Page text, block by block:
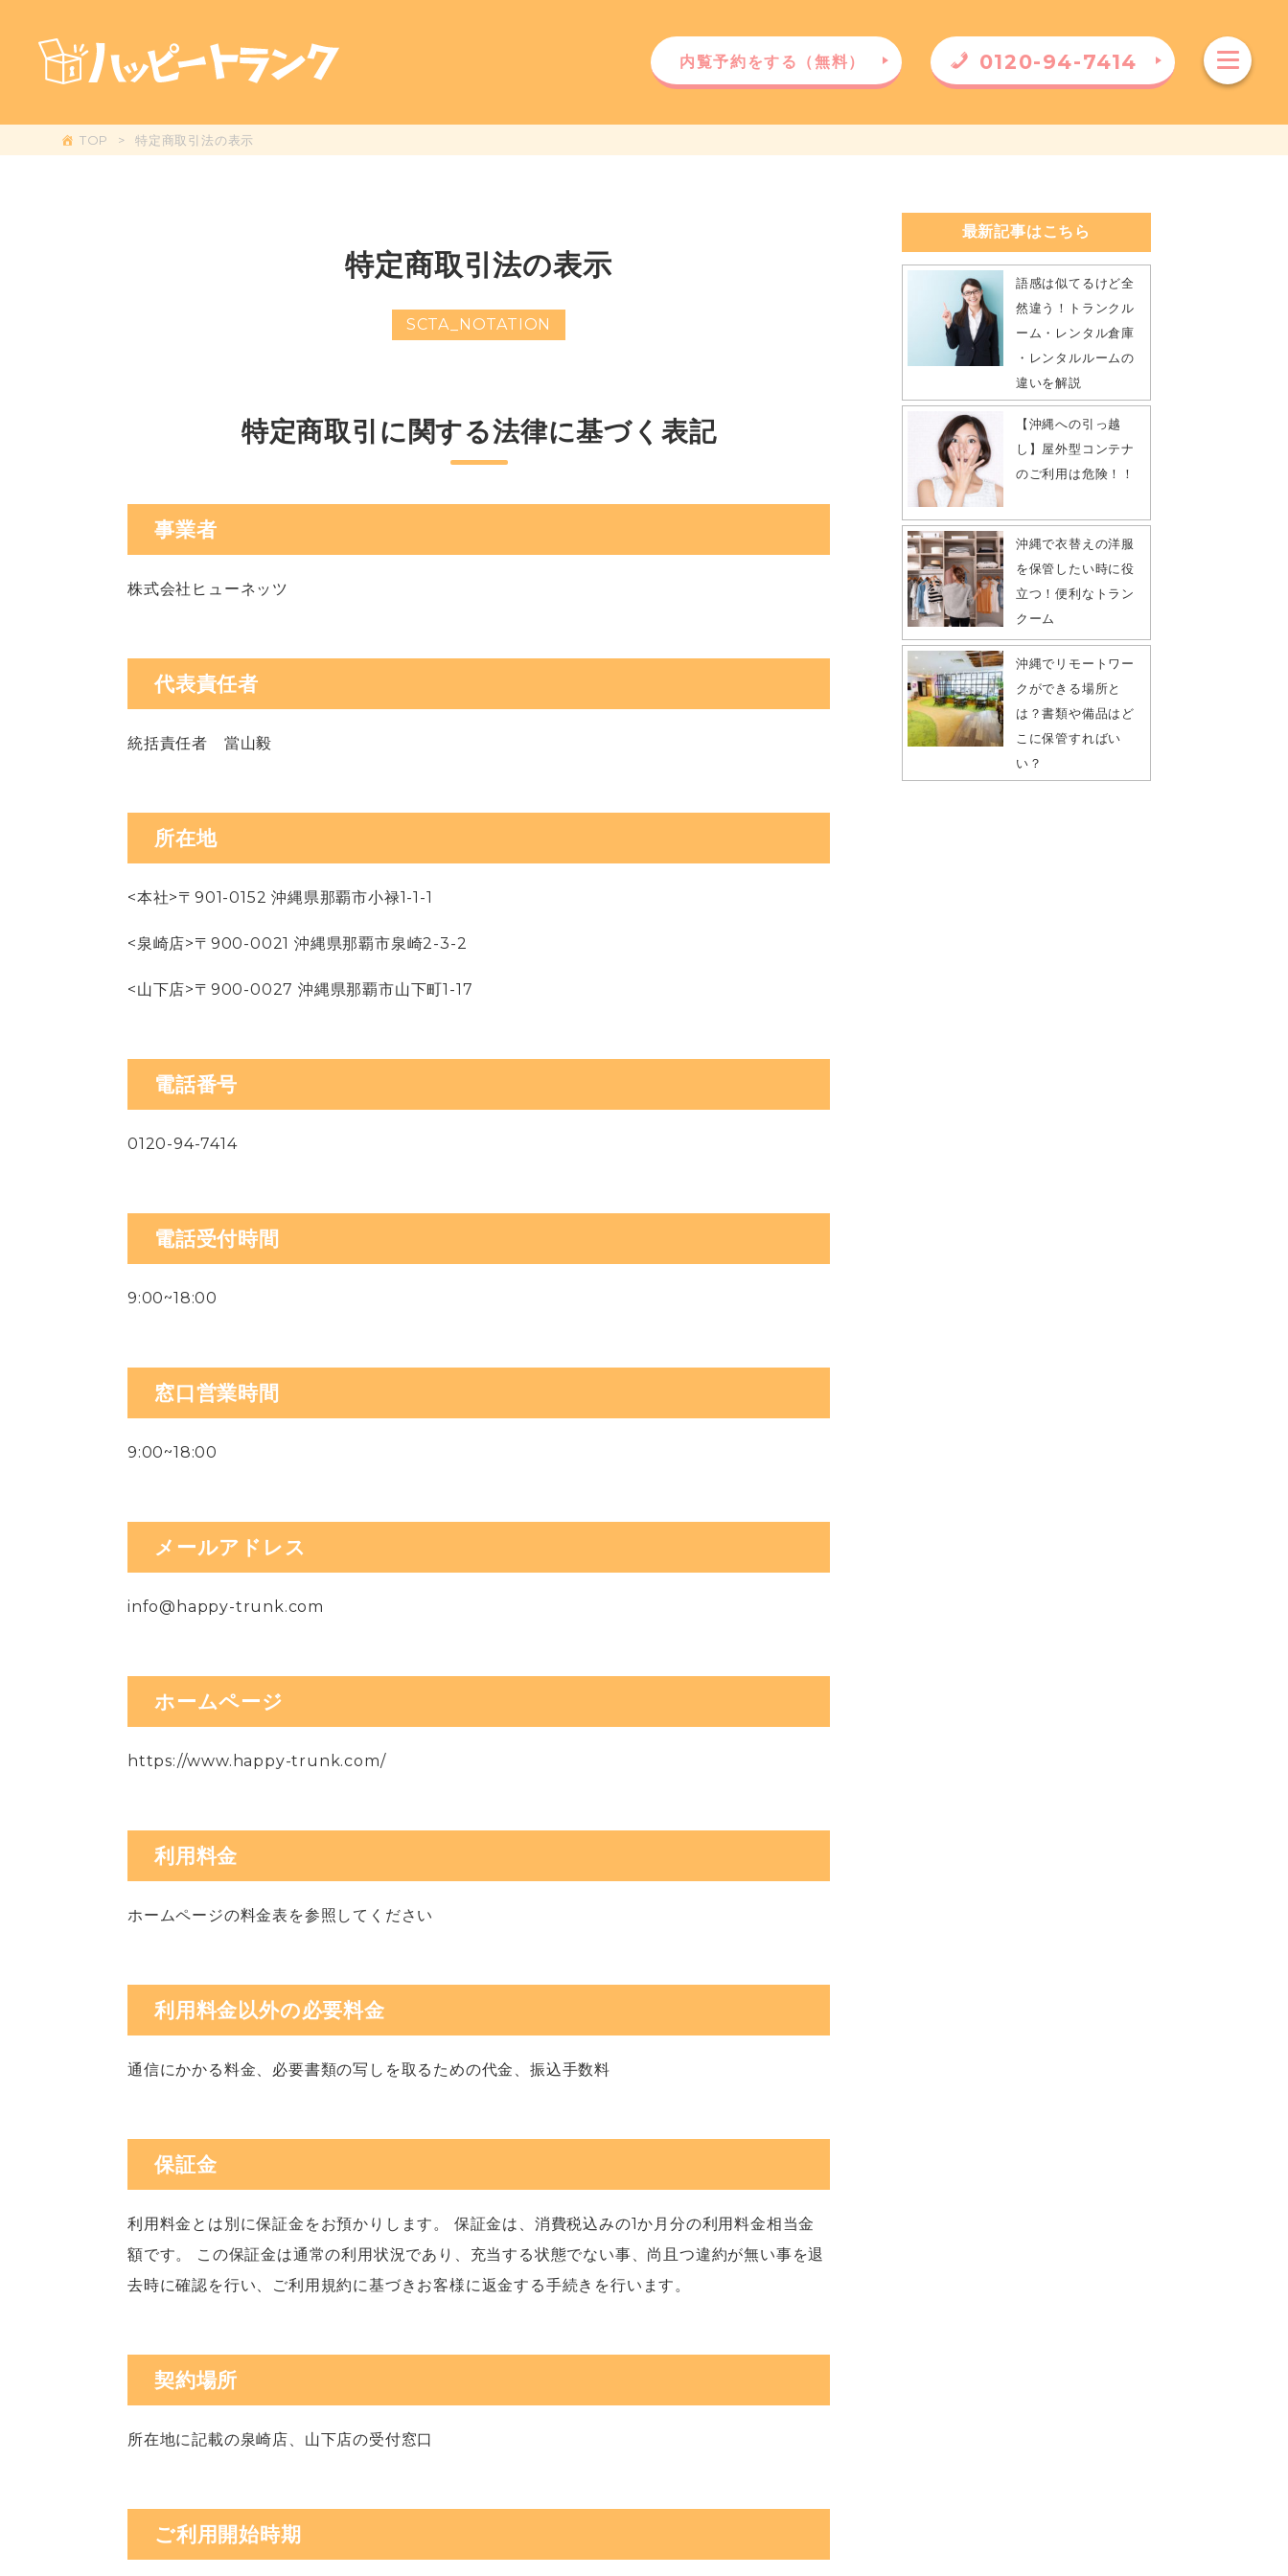
内覧予約をする （無料） 0120-94-7414
TOP 特定商取引法の表示
特定商取引法の表示
SCTA_NOTATION
特定商取引に 関する法律に基づく表記
事業者
株式会社ヒューネッツ
代表責任者
統括責任者 當山毅
所在地
<本社>〒901-0152 沖縄県那覇市小禄1-1-1
<泉崎店>〒900-0021 沖縄県那覇市泉崎2-3-2
<山下店>〒900-0027 沖縄県那覇市山下町1-17
電話番号
0120-94-7414
電話受付時間
9:00~18:00
窓口営業時間
9:00~18:00
メールアドレス
info@happy-trunk.com
ホームページ
https://www.happy-trunk.com/
利用料金
ホームページの料金表を参照してください
利用料金以外の必要料金
通信にかかる料金、必要書類の写しを取るための代金、振込手数料
保証金
利用料金とは別に保証金をお預かりします。 保証金は、消費税込みの1か月分の利用料金相当金
額です。 この保証金は通常の利用状況であり、充当する状態でない事、尚且つ違約が無い事を退
去時に確認を行い、ご利用規約に基づきお客様に返金する手続きを行います。
契約場所
所在地に記載の泉崎店、山下店の受付窓口
ご利用開始時期
最新記事はこちら
語感は似てるけど全
然違う！トランクル
ーム・レンタル倉庫
・レンタルルームの
違いを解説
【沖縄への引っ越
し】屋外型コンテナ
のご利用は危険！！
沖縄で衣替えの洋服
を保管したい時に役
立つ！便利なトラン
クーム
沖縄でリモートワー
クができる場所と
は？書類や備品はど
こに保管すればい
い？